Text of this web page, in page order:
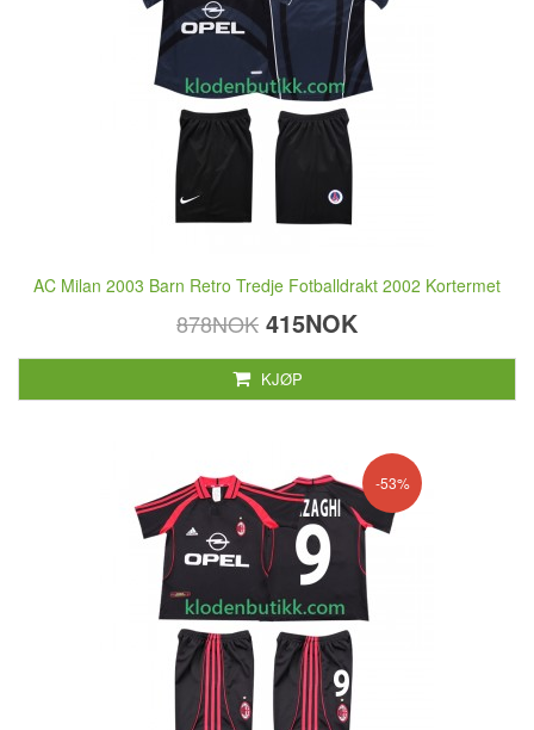
AC Milan 2003 Barn Retro Tredje Fotballdrakt 2002 Kortermet
878NOK 415NOK
KJØP
-53%